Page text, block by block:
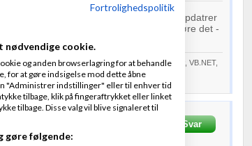
til at downloade en ftp fil, parse den og opdatrer
man måske lavet et program der kan gøre det -
i C, C++, Java, Delphi, Perl, JavaScript, C#, F#, VB.NET,
Svar
Fortrolighedspolitik
cookie.
og anden browserlagring for at behandle
for at gøre indsigelse mod dette åbne
"Administrer indstillinger" eller til enhver tid
tilbage, klik på fingeraftrykket eller linket
tilbage. Disse valg vil blive signaleret til
gøre følgende: